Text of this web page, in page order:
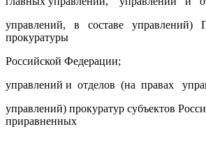
управлений, в составе управлений)
прокуратуры
Российской Федерации;
управлений и отделов (на правах
управлений) прокуратур субъектов
приравненных